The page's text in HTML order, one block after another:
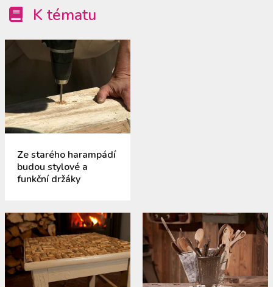
K tématu
Ze starého harampádí
budou stylové a
funkční držáky